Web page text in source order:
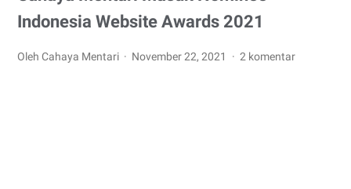
Indonesia Website Awards 2021
Oleh Cahaya Mentari November 22, 2021 2 komentar